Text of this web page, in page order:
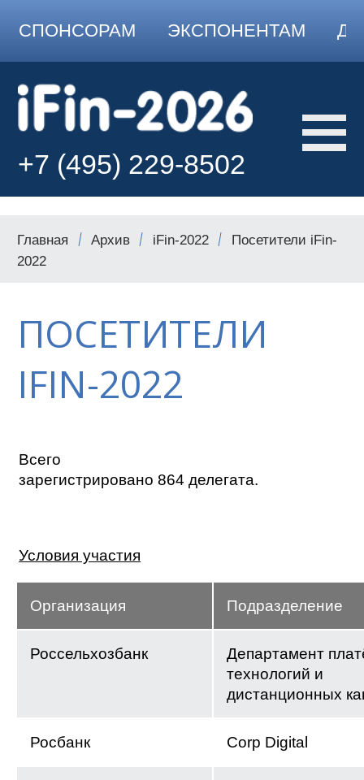
СПОНСОРАМ ЭКСПОНЕНТАМ
+7 (495) 229-8502
Главная Архив iFin-2022
Посетители iFin-
2022
ПОСЕТИТЕЛИ
IFIN-2022
Всего
зарегистрировано 864 делегата.
Условия участия
Организация Подразделение
Россельхозбанк
Департамент
технологий и
дистанционных
Росбанк Corp Digital